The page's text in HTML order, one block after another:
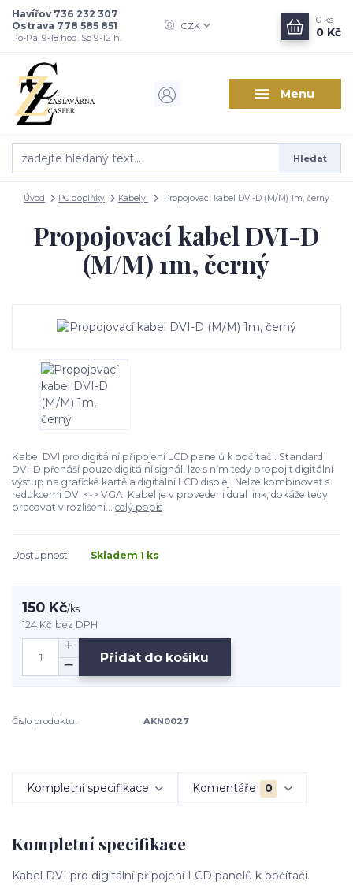
Menu
CZK
Hledat
Havířov 736 232 307
Ostrava 778 585 851
Po-Pá, 9-18 hod. So 9-12 h.
0 ks
0 Kč
Úvod PC doplňky Kabely Propojovací kabel DVI-D (M/M) 1m, černý
Propojovací kabel DVI-D
(M/M) 1m, černý
Kabel DVI pro digitální připojení LCD panelů k počítači. Standard
DVI-D přenáší pouze digitální signál, lze s ním tedy propojit digitální
výstup na grafické kartě a digitální LCD displej. Nelze kombinovat s
redukcemi DVI <-> VGA. Kabel je v provedeni dual link, dokáže tedy
pracovat v rozlišení... celý popis
Dostupnost Skladem 1 ks
150 Kč/ks
124 Kč bez DPH
Přidat do košíku
Číslo produktu: AKN0027
Kompletní specifikace Komentáře 0
Kompletní specifikace
Kabel DVI pro digitální připojení LCD panelů k počítači.